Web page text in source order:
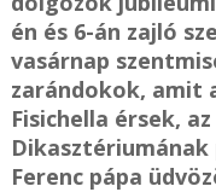
én és 6-án zajló
vasárnap
zarándokok, amit
Fisichella érsek,
Ferenc pápa